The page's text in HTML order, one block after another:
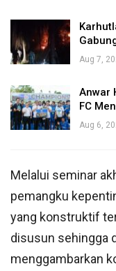
Aug 7,
Anwar
FC
Aug 6,
Melalui seminar
pemangku
yang konstruktif
disusun sehingga
menggambarkan